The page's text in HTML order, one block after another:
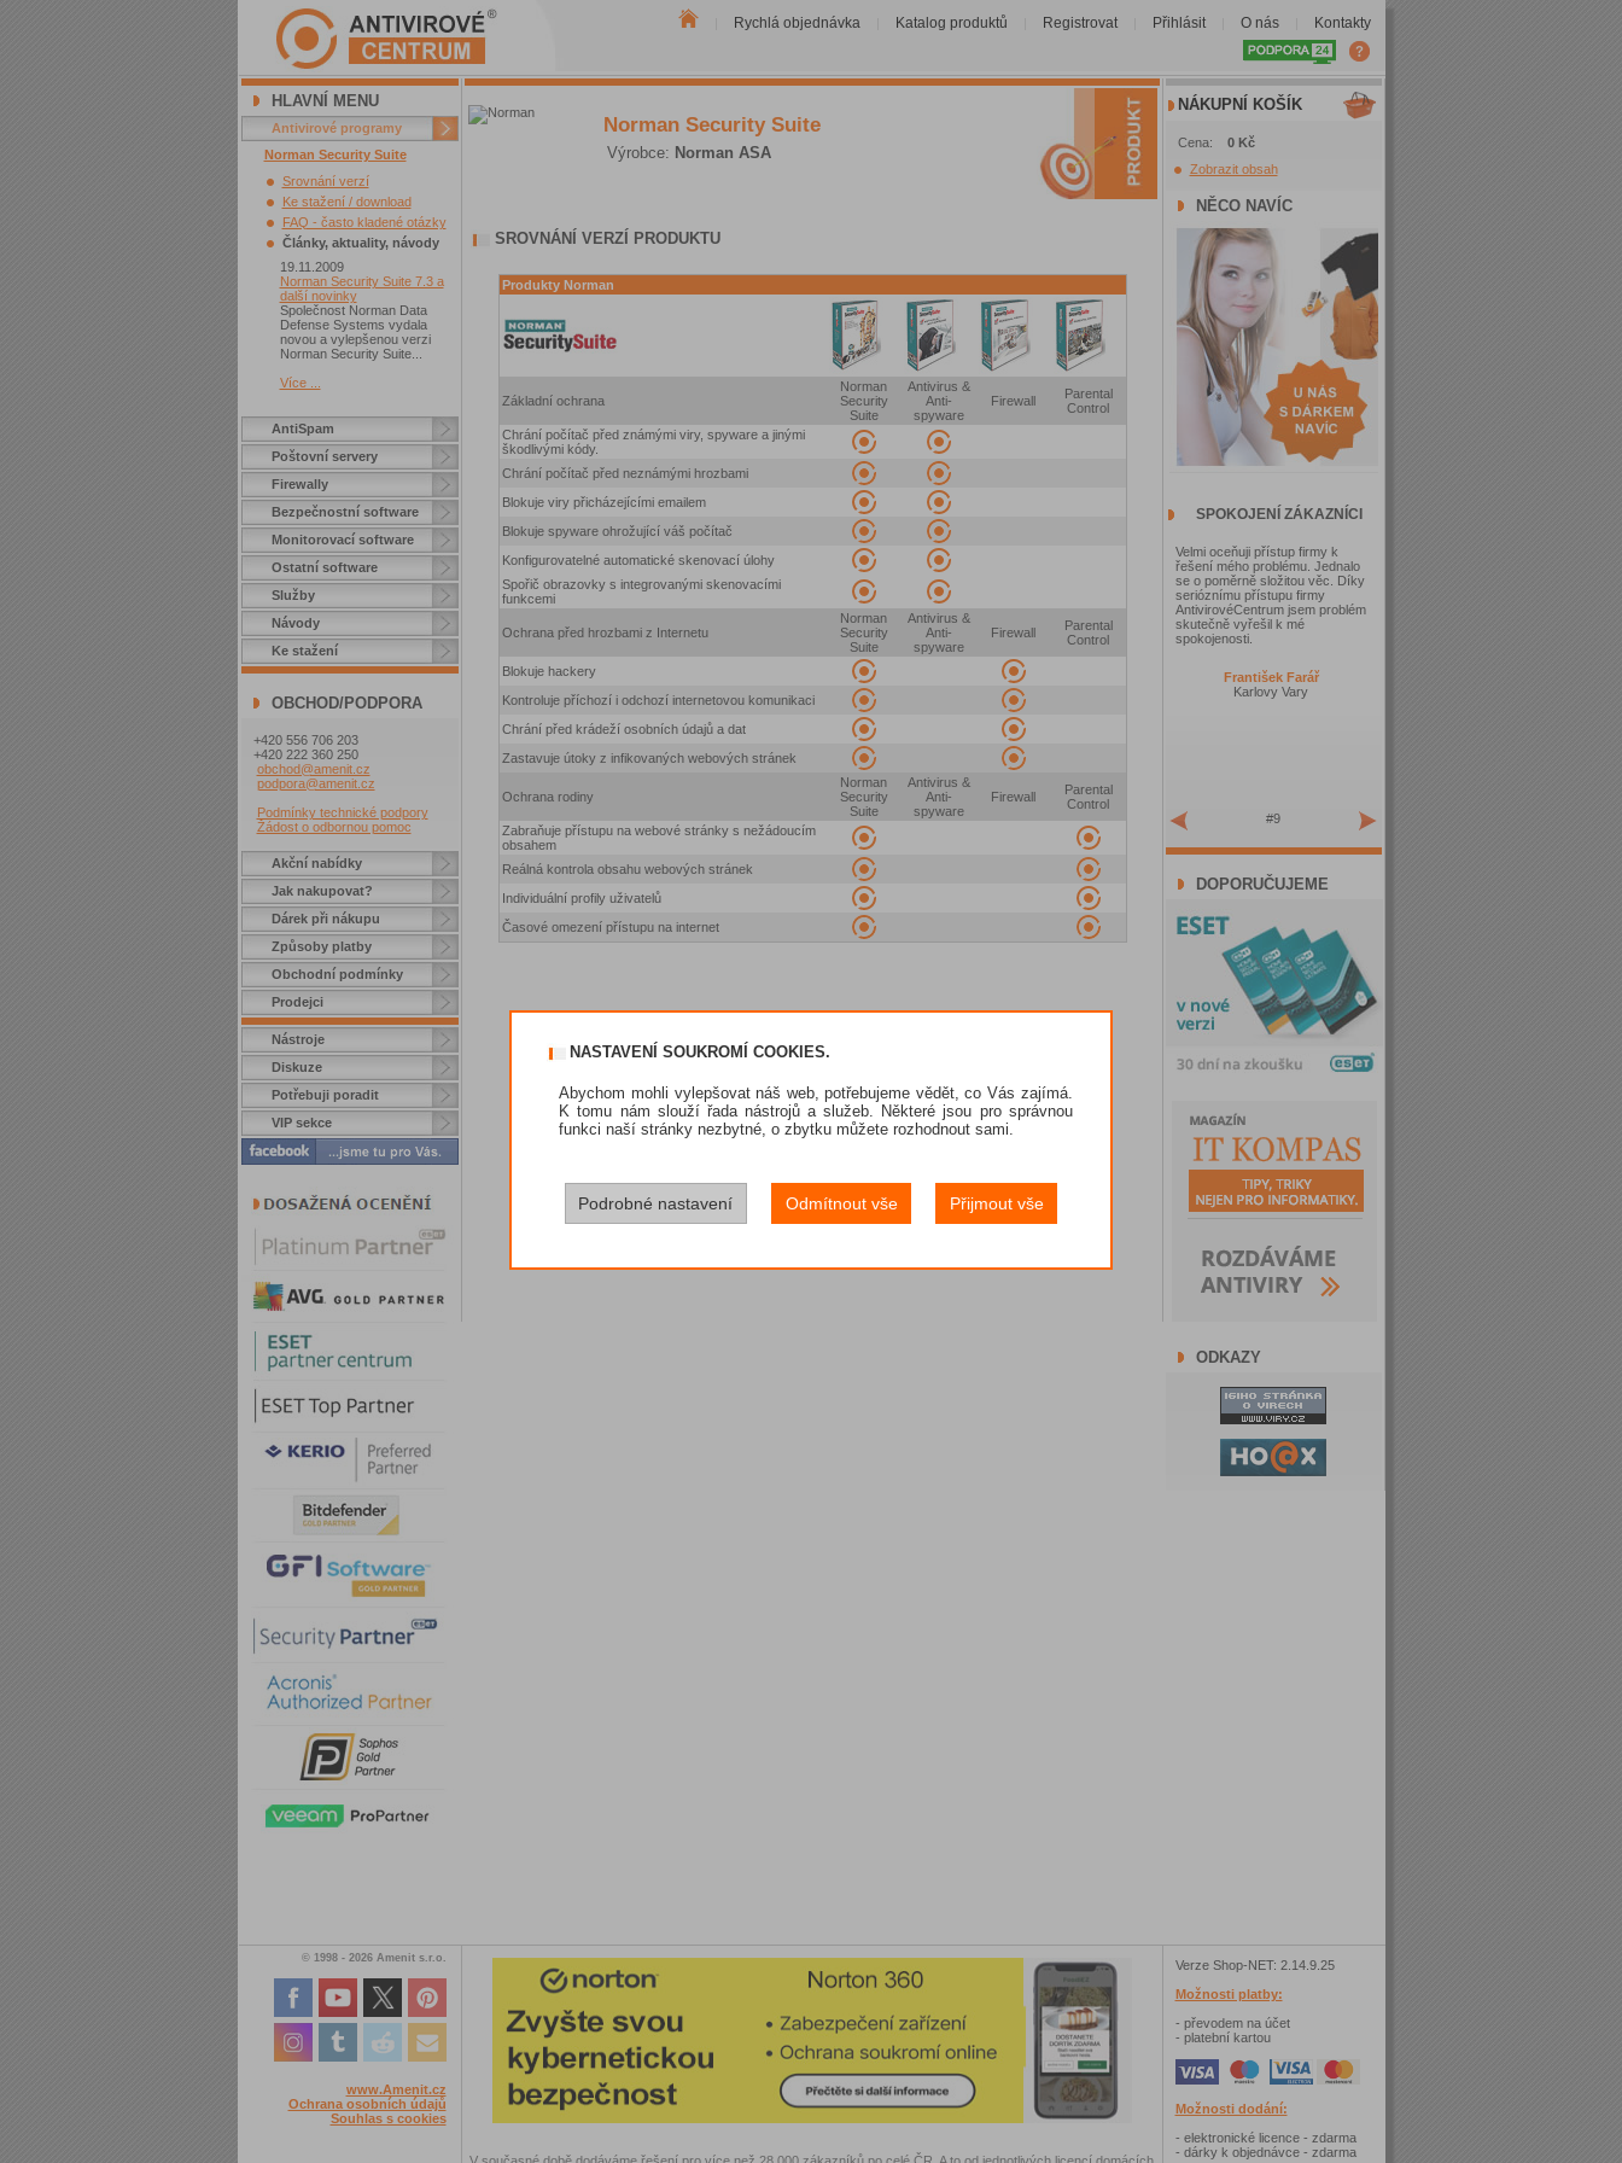
Rychlá objednávka Katalog produktů Registrovat Přihlásit O nás Kontakty
HLAVNÍ MENU
Antivirové programy
Norman Security Suite
Srovnání verzí
Ke stažení / download
FAQ - často kladené otázky
Články, aktuality, návody
19.11.2009
Norman Security Suite 7.3 a
další novinky
Společnost Norman Data
Defense Systems vydala
novou a vylepšenou verzi
Norman Security Suite...
Více ...
AntiSpam
Poštovní servery
Firewally
Bezpečnostní software
Monitorovací software
Ostatní software
Služby
Návody
Ke stažení
OBCHOD/PODPORA
+420 556 706 203
+420 222 360 250
obchod@amenit.cz
podpora@amenit.cz
Podmínky technické podpory
Žádost o odbornou pomoc
Akční nabídky
Jak nakupovat?
Dárek při nákupu
Způsoby platby
Obchodní podmínky
Prodejci
Nástroje
Diskuze
Potřebuji poradit
VIP sekce
Norman Security Suite
Výrobce: Norman ASA
SROVNÁNÍ VERZÍ PRODUKTU
Produkty Norman
Základní ochrana
Norman
Security
Suite
Antivirus &
Anti-
spyware
Firewall
Parental
Control
Chrání počítač před známými viry, spyware a jinými
škodlivými kódy.
Chrání počítač před neznámými hrozbami
Blokuje viry přicházejícími emailem
Blokuje spyware ohrožující váš počítač
Konfigurovatelné automatické skenovací úlohy
Spořič obrazovky s integrovanými skenovacími
funkcemi
Ochrana před hrozbami z Internetu
Norman
Security
Suite
Antivirus &
Anti-
spyware
Firewall
Parental
Control
Blokuje hackery
Kontroluje příchozí i odchozí internetovou komunikaci
Chrání před krádeží osobních údajů a dat
Zastavuje útoky z infikovaných webových stránek
Ochrana rodiny
Norman
Security
Suite
Antivirus &
Anti-
spyware
Firewall
Parental
Control
Zabraňuje přístupu na webové stránky s nežádoucím
obsahem
Reálná kontrola obsahu webových stránek
Individuální profily uživatelů
Časové omezení přístupu na internet
NÁKUPNÍ KOŠÍK
Cena: 0 Kč
Zobrazit obsah
NĚCO NAVÍC
SPOKOJENÍ ZÁKAZNÍCI
Velmi oceňuji přístup firmy k
řešení mého problému. Jednalo
se o poměrně složitou věc. Díky
serióznímu přístupu firmy
AntivirovéCentrum jsem problém
skutečně vyřešil k mé
spokojenosti.
František Farář
Karlovy Vary
#9
DOPORUČUJEME
ODKAZY
© 1998 - 2026 Amenit s.r.o.
www.Amenit.cz
Ochrana osobních údajů
Souhlas s cookies
Verze Shop-NET: 2.14.9.25
Možnosti platby:
- převodem na účet
- platební kartou
Možnosti dodání:
- elektronické licence - zdarma
- dárky k objednávce - zdarma
NASTAVENÍ SOUKROMÍ COOKIES.
Abychom mohli vylepšovat náš web, potřebujeme vědět, co Vás zajímá.
K tomu nám slouží řada nástrojů a služeb. Některé jsou pro správnou
funkci naší stránky nezbytné, o zbytku můžete rozhodnout sami.
Podrobné nastavení Odmítnout vše Přijmout vše